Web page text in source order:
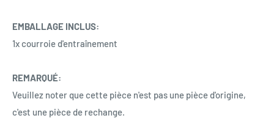
EMBALLAGE INCLUS:
1x courroie d'entraînement
REMARQUÉ:
Veuillez noter que cette pièce n'est pas une pièce d'origine,
c'est une pièce de rechange.